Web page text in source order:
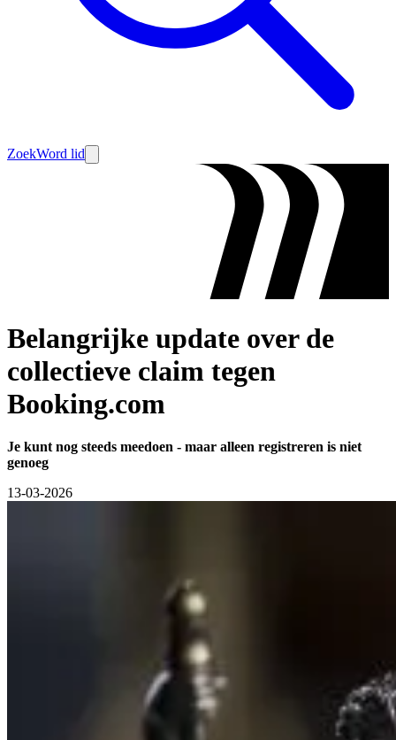
ZoekWord lid
Belangrijke update over de
collectieve claim tegen
Booking.com
Je kunt nog steeds meedoen - maar alleen registreren is niet
genoeg
13-03-2026